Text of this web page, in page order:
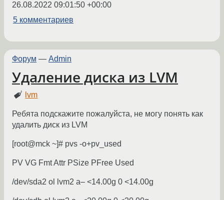
26.08.2022 09:01:50 +00:00
5 комментариев
Форум — Admin
Удаление диска из LVM
lvm
Ребята подскажите пожалуйста, не могу понять как
удалить диск из LVM
[root@mck ~]# pvs -o+pv_used
PV VG Fmt Attr PSize PFree Used
/dev/sda2 ol lvm2 a– <14.00g 0 <14.00g